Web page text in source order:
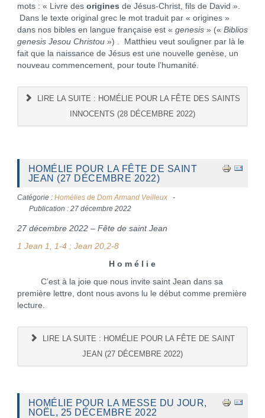
mots : « Livre des origines de Jésus-Christ, fils de David ».
Dans le texte original grec le mot traduit par « origines »
dans nos bibles en langue française est « genesis» (« Biblios
genesis Jesou Christou») . Matthieu veut souligner par là le
fait que la naissance de Jésus est une nouvelle genèse, un
nouveau commencement, pour toute l’humanité.
LIRE LA SUITE : HOMÉLIE POUR LA FÊTE DES SAINTS
INNOCENTS (28 DÉCEMBRE 2022)
HOMÉLIE POUR LA FÊTE DE SAINT
JEAN (27 DÉCEMBRE 2022)
Catégorie : Homélies de Dom Armand Veilleux
Publication : 27 décembre 2022
27 décembre 2022 – Fête de saint Jean
1 Jean 1, 1-4 ; Jean 20,2-8
H o m é l i e
C’est à la joie que nous invite saint Jean dans sa
première lettre, dont nous avons lu le début comme première
lecture.
LIRE LA SUITE : HOMÉLIE POUR LA FÊTE DE SAINT
JEAN (27 DÉCEMBRE 2022)
HOMÉLIE POUR LA MESSE DU JOUR,
NOËL, 25 DÉCEMBRE 2022